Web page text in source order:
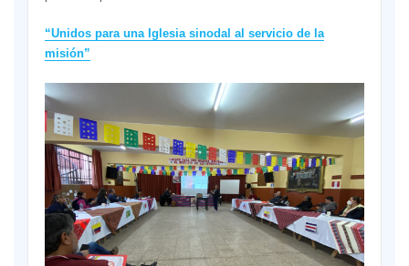
“Unidos para una Iglesia sinodal al servicio de la
misión”